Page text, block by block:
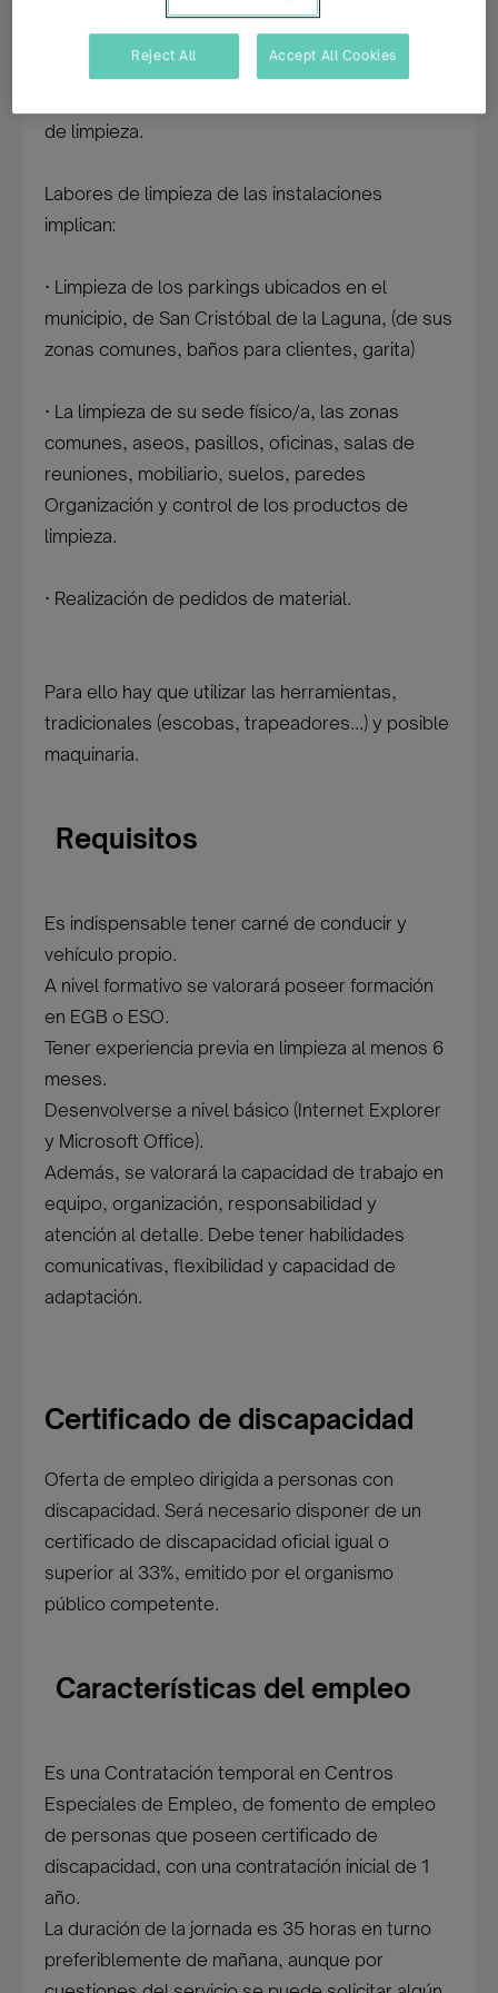
Viviendas y Servicios de la Laguna, empresa de
tránsito al empleo ordinario.
de limpieza.
Labores de limpieza de las instalaciones
implican:
· Limpieza de los parkings ubicados en el
municipio, de San Cristóbal de la Laguna, (de sus
zonas comunes, baños para clientes, garita)
· La limpieza de su sede físico/a, las zonas
comunes, aseos, pasillos, oficinas, salas de
reuniones, mobiliario, suelos, paredes
Organización y control de los productos de
limpieza.
· Realización de pedidos de material.
Para ello hay que utilizar las herramientas,
tradicionales (escobas, trapeadores...) y posible
maquinaria.
Requisitos
Es indispensable tener carné de conducir y
vehículo propio.
A nivel formativo se valorará poseer formación
en EGB o ESO.
Tener experiencia previa en limpieza al menos 6
meses.
Desenvolverse a nivel básico (Internet Explorer
y Microsoft Office).
Además, se valorará la capacidad de trabajo en
equipo, organización, responsabilidad y
atención al detalle. Debe tener habilidades
comunicativas, flexibilidad y capacidad de
adaptación.
Certificado de discapacidad
Oferta de empleo dirigida a personas con
discapacidad. Será necesario disponer de un
certificado de discapacidad oficial igual o
superior al 33%, emitido por el organismo
público competente.
Características del empleo
Es una Contratación temporal en Centros
Especiales de Empleo, de fomento de empleo
de personas que poseen certificado de
discapacidad, con una contratación inicial de 1
año.
La duración de la jornada es 35 horas en turno
preferiblemente de mañana, aunque por
Reject All Accept All Cookies